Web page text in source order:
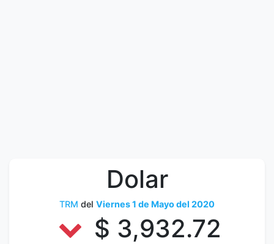
Dolar
TRM del Viernes 1 de Mayo del 2020
$ 3,932.72